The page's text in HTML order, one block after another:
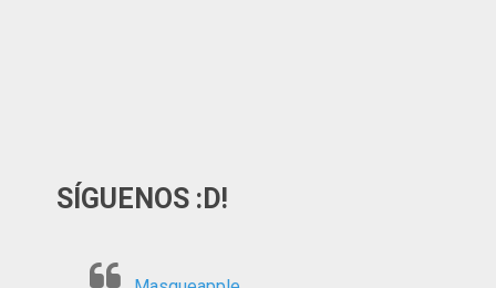
SÍGUENOS :D!